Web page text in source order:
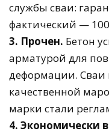
службы сваи:
фактический —
3. Прочен. Бетон
арматурой для
деформации. Сваи
качественной
марки стали
4. Экономически